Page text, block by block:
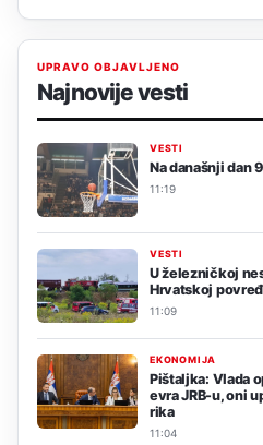
UPRAVO OBJAVLJENO
Najnovije vesti
VESTI
Na današnji dan
11:19
VESTI
U železničkoj
Hrvatskoj
11:09
EKONOMIJA
Pištaljka: Vlada
evra JRB-u, oni
rika
11:04